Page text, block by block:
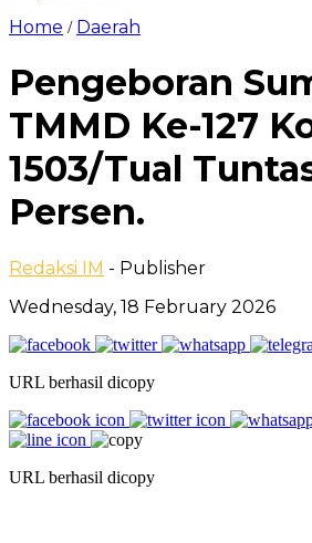
Home / Daerah
Pengeboran
TMMD Ke-127
1503/Tual
Persen.
Redaksi IM - Publisher
Wednesday, 18 February 2026
URL berhasil dicopy
URL berhasil dicopy